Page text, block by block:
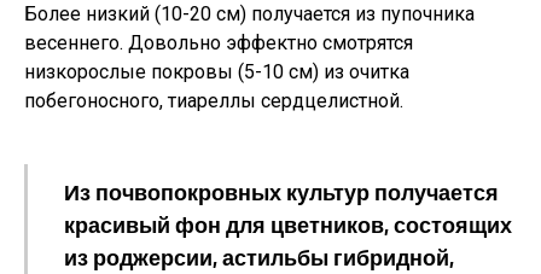
Более низкий (10-20 см) получается из пупочника
весеннего. Довольно эффектно смотрятся
низкорослые покровы (5-10 см) из очитка
побегоносного, тиареллы сердцелистной.
Из почвопокровных культур получается
красивый фон для цветников, состоящих
из роджерсии, астильбы гибридной,